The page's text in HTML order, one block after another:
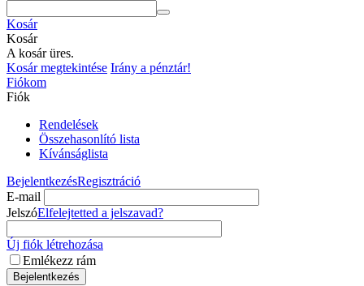
Kosár
Kosár
A kosár üres.
Kosár megtekintése Irány a pénztár!
Fiókom
Fiók
Rendelések
Összehasonlító lista
Kívánságlista
BejelentkezésRegisztráció
E-mail
JelszóElfelejtetted a jelszavad?
Új fiók létrehozása
Emlékezz rám
Bejelentkezés